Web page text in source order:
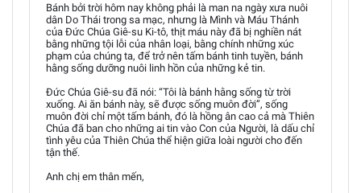
Bánh bởi trời hôm nay không phải là man na ngày xưa nuôi
dân Do Thái trong sa mạc, nhưng là Mình và Máu Thánh
của Đức Chúa Giê-su Ki-tô, thịt máu này đã bị nghiền nát
bằng những tội lỗi của nhân loại, bằng chính những xúc
phạm của chúng ta, để trở nên tấm bánh tinh tuyền, bánh
hằng sống dưỡng nuôi linh hồn của những kẻ tin.
Đức Chúa Giê-su đã nói: “Tôi là bánh hằng sống từ trời
xuống. Ai ăn bánh này, sẽ được sống muôn đời”, sống
muôn đời chỉ một tấm bánh, đó là hồng ân cao cả mà Thiên
Chúa đã ban cho những ai tin vào Con của Người, là dấu chỉ
tình yêu của Thiên Chúa thể hiện giữa loài người cho đến
tận thế.
Anh chị em thân mến,